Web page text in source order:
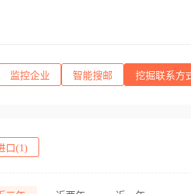
监控企业 智能搜邮 挖掘联系方
口(1)